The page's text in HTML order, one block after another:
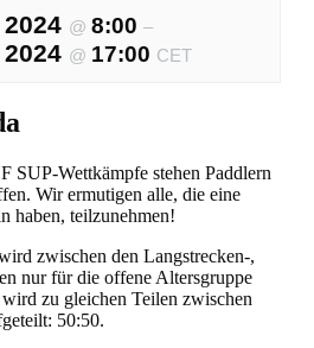
@ 8:00 –
@ 17:00 CET
SUP-Wettkämpfe stehen Paddlern
Wir ermutigen alle, die eine
haben, teilzunehmen!
zwischen den Langstrecken-,
nur für die offene Altersgruppe
zu gleichen Teilen zwischen
50:50.